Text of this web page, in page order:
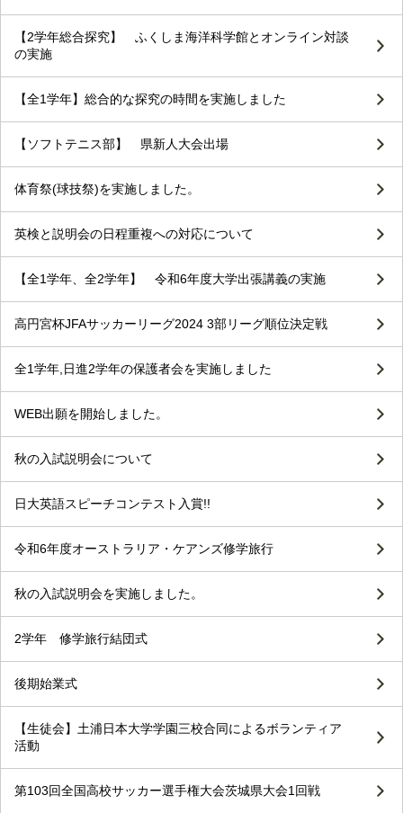
【2学年総合探究】 ふくしま海洋科学館とオンライン対談
の実施
【全1学年】総合的な探究の時間を実施しました
【ソフトテニス部】 県新人大会出場
体育祭(球技祭)を実施しました。
英検と説明会の日程重複への対応について
【全1学年、全2学年】 令和6年度大学出張講義の実施
高円宮杯JFAサッカーリーグ2024 3部リーグ順位決定戦
全1学年,日進2学年の保護者会を実施しました
WEB出願を開始しました。
秋の入試説明会について
日大英語スピーチコンテスト入賞!!
令和6年度オーストラリア・ケアンズ修学旅行
秋の入試説明会を実施しました。
2学年 修学旅行結団式
後期始業式
【生徒会】土浦日本大学学園三校合同によるボランティア
活動
第103回全国高校サッカー選手権大会茨城県大会1回戦